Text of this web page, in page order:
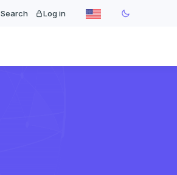
Search Log in